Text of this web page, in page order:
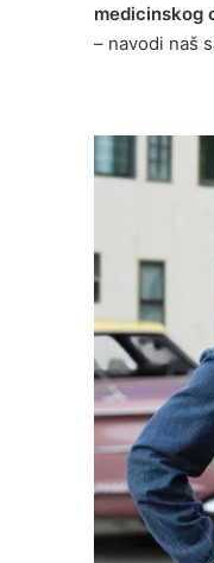
medicinskog
– navodi naš